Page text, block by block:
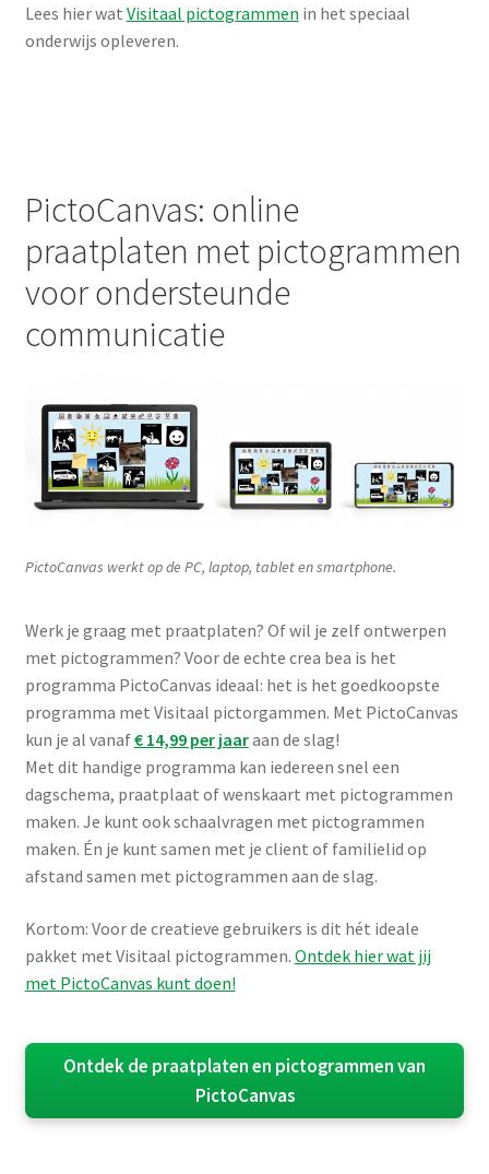
Lees hier wat Visitaal pictogrammen in het speciaal
onderwijs opleveren.
PictoCanvas: online
praatplaten met pictogrammen
voor ondersteunde
communicatie
PictoCanvas werkt op de PC, laptop, tablet en smartphone.
Werk je graag met praatplaten? Of wil je zelf ontwerpen
met pictogrammen? Voor de echte crea bea is het
programma PictoCanvas ideaal: het is het goedkoopste
programma met Visitaal pictorgammen. Met PictoCanvas
kun je al vanaf€ 14,99 per jaaraan de slag!
Met dit handige programma kan iedereen snel een
dagschema, praatplaat of wenskaart met pictogrammen
maken. Je kunt ook schaalvragen met pictogrammen
maken. Én je kunt samen met je client of familielid op
afstand samen met pictogrammen aan de slag.
Kortom: Voor de creatieve gebruikers is dit hét ideale
pakket met Visitaal pictogrammen. Ontdek hier wat jij
met PictoCanvas kunt doen!
Ontdek de praatplaten en pictogrammen van
PictoCanvas